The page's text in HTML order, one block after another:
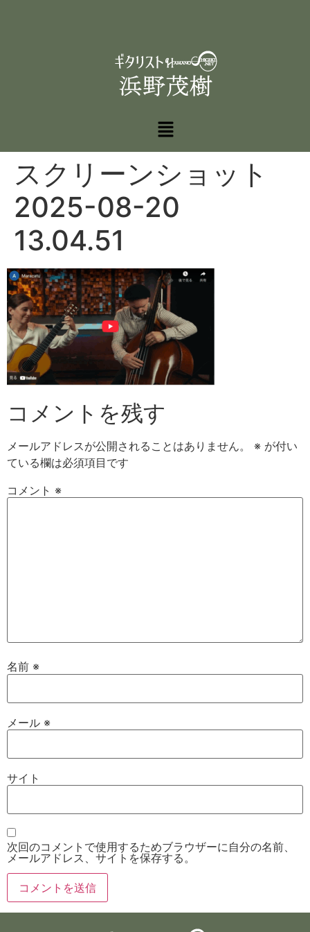
スクリーンショット
2025-08-20
13.04.51
コメントを残す
メールアドレスが公開されることはありません。 ※ が付い
ている欄は必須項目です
コメント ※
名前 ※
メール ※
サイト
次回のコメントで使用するためブラウザーに自分の名前、
メールアドレス、サイトを保存する。